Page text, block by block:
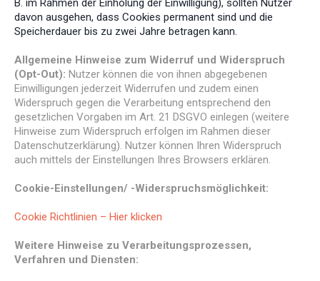
B. im Rahmen der Einholung der Einwilligung), sollten Nutzer
davon ausgehen, dass Cookies permanent sind und die
Speicherdauer bis zu zwei Jahre betragen kann.
Allgemeine Hinweise zum Widerruf und Widerspruch
(Opt-Out):Nutzer können die von ihnen abgegebenen
Einwilligungen jederzeit Widerrufen und zudem einen
Widerspruch gegen die Verarbeitung entsprechend den
gesetzlichen Vorgaben im Art. 21 DSGVO einlegen (weitere
Hinweise zum Widerspruch erfolgen im Rahmen dieser
Datenschutzerklärung). Nutzer können Ihren Widerspruch
auch mittels der Einstellungen Ihres Browsers erklären.
Cookie-Einstellungen/ -Widerspruchsmöglichkeit:
Cookie Richtlinien – Hier klicken
Weitere Hinweise zu Verarbeitungsprozessen,
Verfahren und Diensten: